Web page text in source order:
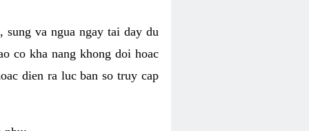
va ngua ngay tai day du
co kha nang khong doi hoac
dien ra luc ban so truy cap